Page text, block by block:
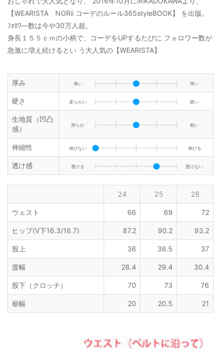
【WEARISTA NORii コーデのルール365styleBOOK】 を出版。
ﾌｫﾛﾜ―数は今や30万人超。
身長１５５ｃｍの小柄で、コーデをUPするたびに フォロワー数が
急激に増え続けるとい う大人気の【WEARISTA】
厚み 薄い 厚い
硬さ 柔らかい 硬い
生地質（凹凸
感）
滑らか 粗い
伸縮性 伸びない 伸びる
透け感 透ける 透けない
24 25 26
ウェスト 66 69 72
ヒップ(V下16.3/16.7) 87.2 90.2 93.2
股上 36 36.5 37
渡幅 28.4 29.4 30.4
股下（クロッチ） 70 73 76
裾幅 20 20.5 21